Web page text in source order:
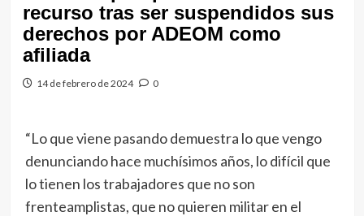
recurso tras ser suspendidos sus
derechos por ADEOM como
afiliada
14 de febrero de 2024 0
“Lo que viene pasando demuestra lo que vengo
denunciando hace muchísimos años, lo difícil que
lo tienen los trabajadores que no son
frenteamplistas, que no quieren militar en el